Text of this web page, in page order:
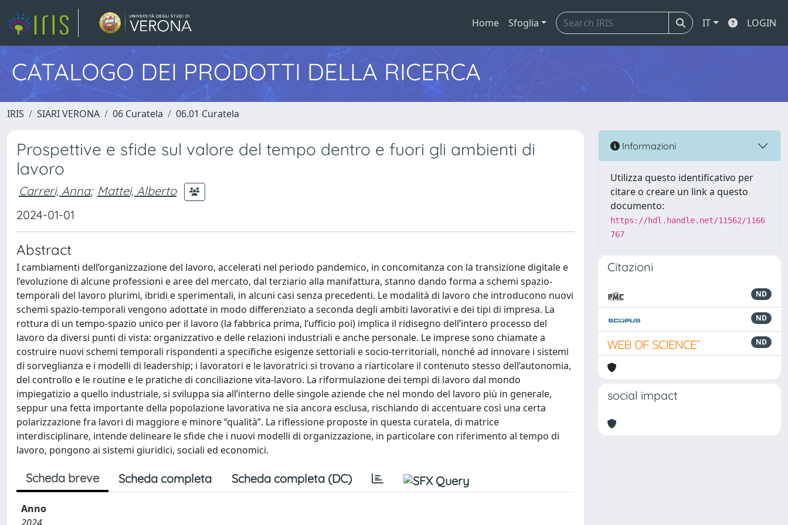
Home Sfoglia IT LOGIN
CATALOGO DEI PRODOTTI DELLA RICERCA
IRIS SIARI VERONA 06 Curatela 06.01 Curatela
Prospettive e sfide sul valore del tempo dentro e fuori gli ambienti di
lavoro
Carreri, Anna; Mattei, Alberto
2024-01-01
Abstract
I cambiamenti dell’organizzazione del lavoro, accelerati nel periodo pandemico, in concomitanza con la transizione digitale e
l’evoluzione di alcune professioni e aree del mercato, dal terziario alla manifattura, stanno dando forma a schemi spazio-
temporali del lavoro plurimi, ibridi e sperimentali, in alcuni casi senza precedenti. Le modalità di lavoro che introducono nuovi
schemi spazio-temporali vengono adottate in modo differenziato a seconda degli ambiti lavorativi e dei tipi di impresa. La
rottura di un tempo-spazio unico per il lavoro (la fabbrica prima, l’ufficio poi) implica il ridisegno dell’intero processo del
lavoro da diversi punti di vista: organizzativo e delle relazioni industriali e anche personale. Le imprese sono chiamate a
costruire nuovi schemi temporali rispondenti a specifiche esigenze settoriali e socio-territoriali, nonché ad innovare i sistemi
di sorveglianza e i modelli di leadership; i lavoratori e le lavoratrici si trovano a riarticolare il contenuto stesso dell’autonomia,
del controllo e le routine e le pratiche di conciliazione vita-lavoro. La riformulazione dei tempi di lavoro dal mondo
impiegatizio a quello industriale, si sviluppa sia all’interno delle singole aziende che nel mondo del lavoro più in generale,
seppur una fetta importante della popolazione lavorativa ne sia ancora esclusa, rischiando di accentuare così una certa
polarizzazione fra lavori di maggiore e minore “qualità”. La riflessione proposte in questa curatela, di matrice
interdisciplinare, intende delineare le sfide che i nuovi modelli di organizzazione, in particolare con riferimento al tempo di
lavoro, pongono ai sistemi giuridici, sociali ed economici.
Scheda breve Scheda completa Scheda completa (DC)
Anno
Informazioni
Utilizza questo identificativo per
citare o creare un link a questo
documento:
https://hdl.handle.net/11562/1166
767
Citazioni
ND
ND
ND
social impact